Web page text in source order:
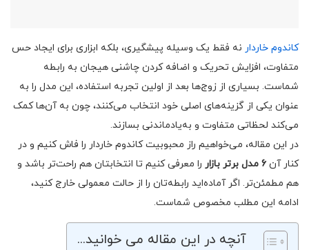
کاندوم خاردار نه فقط یک وسیله پیشگیری، بلکه ابزاری برای ایجاد حس
متفاوت، افزایش تحریک و اضافه کردن چاشنی هیجان به رابطه
شماست. بسیاری از زوج‌ها بعد از اولین تجربه استفاده، این مدل را به
عنوان یکی از گزینه‌های اصلی خود انتخاب می‌کنند، چون به آن‌ها کمک
می‌کند لحظاتی متفاوت و به‌یادماندنی بسازند.
در این مقاله، می‌خواهیم راز محبوبیت کاندوم خاردار را فاش کنیم و در
کنار آن 6 مدل برتر بازار
را معرفی کنیم تا انتخابتان هم راحت‌تر باشد و
هم مطمئن‌تر. اگر آماده‌اید رابطه‌تان را از حالت معمولی خارج کنید،
ادامه این مطلب مخصوص شماست.
آنچه در این مقاله می خوانید...